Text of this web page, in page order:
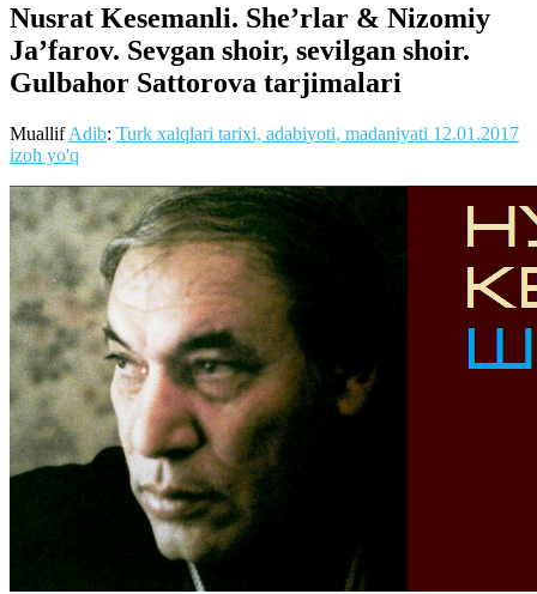
Nusrat Kesemanli. She’rlar & Nizomiy
Ja’farov. Sevgan shoir, sevilgan shoir.
Gulbahor Sattorova tarjimalari
MuallifAdib: Turk xalqlari tarixi, adabiyoti, madaniyati 12.01.2017
izoh yo'q